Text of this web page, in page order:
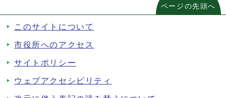
ページの先頭へ
このサイトについて
市役所へのアクセス
サイトポリシー
ウェブアクセシビリティ